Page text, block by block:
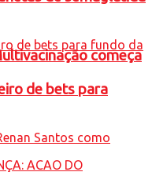
começa
de bets para